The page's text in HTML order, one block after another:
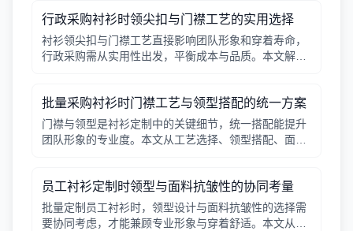
行政采购衬衫时领尖扣与门襟工艺的实用选择
衬衫领尖扣与门襟工艺直接影响团队形象和穿着寿命，
行政采购需从实用性出发，平衡成本与品质。本文解析
批量采购衬衫时门襟工艺与领型搭配的统一方案
门襟与领型是衬衫定制中的关键细节，统一搭配能提升
团队形象的专业度。本文从工艺选择、领型搭配、面料
员工衬衫定制时领型与面料抗皱性的协同考量
批量定制员工衬衫时，领型设计与面料抗皱性的选择需
要协同考虑，才能兼顾专业形象与穿着舒适。本文从领